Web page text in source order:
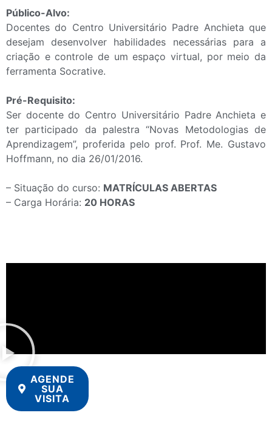
Público-Alvo:
Docentes do Centro Universitário Padre Anchieta que
desejam desenvolver habilidades necessárias para a
criação e controle de um espaço virtual, por meio da
ferramenta Socrative.
Pré-Requisito:
Ser docente do Centro Universitário Padre Anchieta e
ter participado da palestra “Novas Metodologias de
Aprendizagem”, proferida pelo prof. Prof. Me. Gustavo
Hoffmann, no dia 26/01/2016.
– Situação do curso: MATRÍCULAS ABERTAS
– Carga Horária: 20 HORAS
AGENDE
SUA
VISITA